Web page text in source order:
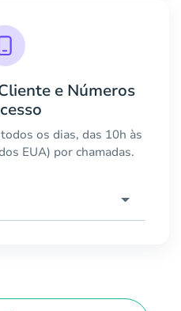
e Números
os dias, das 10h às
EUA) por chamadas.